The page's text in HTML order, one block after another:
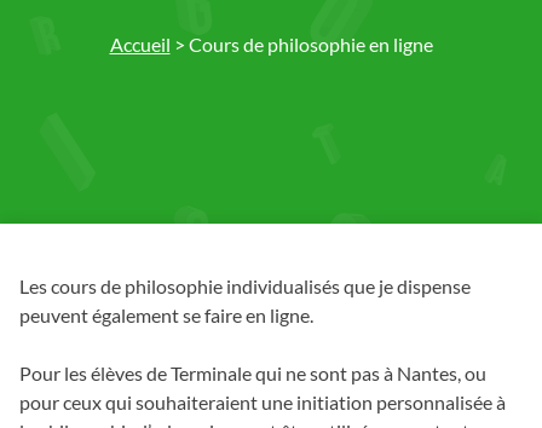
Accueil > Cours de philosophie en ligne
Les cours de philosophie individualisés que je dispense
peuvent également se faire en ligne.
Pour les élèves de Terminale qui ne sont pas à Nantes, ou
pour ceux qui souhaiteraient une initiation personnalisée à